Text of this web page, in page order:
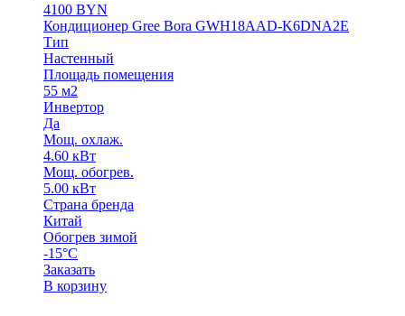
4100 BYN
Кондиционер Gree Bora GWH18AAD-K6DNA2E
Тип
Настенный
Площадь помещения
55 м2
Инвертор
Да
Мощ. охлаж.
4.60 кВт
Мощ. обогрев.
5.00 кВт
Страна бренда
Китай
Обогрев зимой
-15°С
Заказать
В корзину